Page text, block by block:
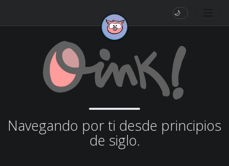
🌙
Navegando por ti desde principios
de siglo.